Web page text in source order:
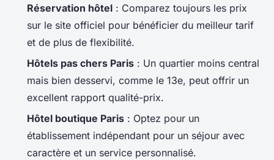
Réservation hôtel : Comparez toujours les prix
sur le site officiel pour bénéficier du meilleur tarif
et de plus de flexibilité.
Hôtels pas chers Paris : Un quartier moins central
mais bien desservi, comme le 13e, peut offrir un
excellent rapport qualité-prix.
Hôtel boutique Paris : Optez pour un
établissement indépendant pour un séjour avec
caractère et un service personnalisé.